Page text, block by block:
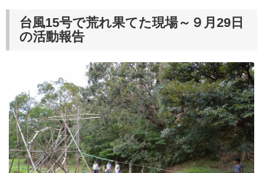
台風15号で荒れ果てた現場～９月29日
の活動報告